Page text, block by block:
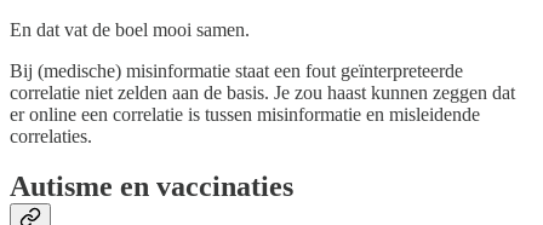
En dat vat de boel mooi samen.
Bij (medische) misinformatie staat een fout geïnterpreteerde
correlatie niet zelden aan de basis. Je zou haast kunnen zeggen dat
er online een correlatie is tussen misinformatie en misleidende
correlaties.
Autisme en vaccinaties